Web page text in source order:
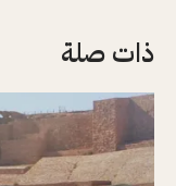
ذات صلة